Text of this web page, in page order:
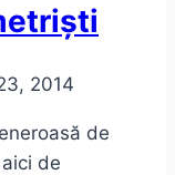
2014
de
de